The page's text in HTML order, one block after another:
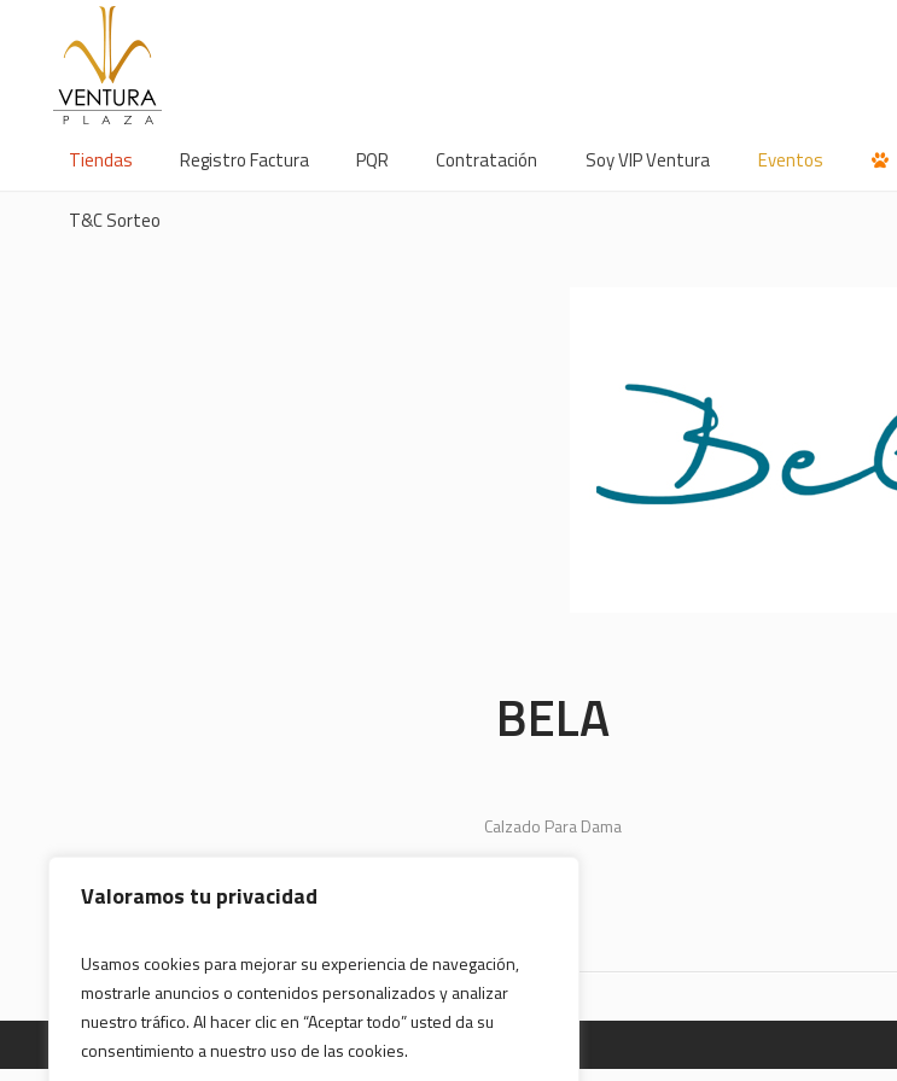
Valoramos tu privacidad
Usamos cookies para mejorar su experiencia de navegación,
mostrarle anuncios o contenidos personalizados y analizar
nuestro tráfico. Al hacer clic en “Aceptar todo” usted da su
consentimiento a nuestro uso de las cookies.
Tiendas Registro Factura PQR Contratación Soy VIP Ventura Eventos
T&C Sorteo
BELA
Calzado Para Dama